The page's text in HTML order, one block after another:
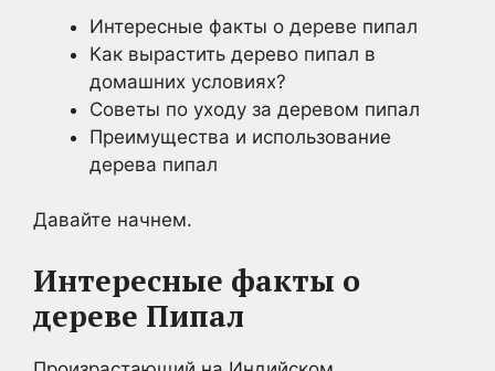
Интересные факты о дереве пипал
Как вырастить дерево пипал в
домашних условиях?
Советы по уходу за деревом пипал
Преимущества и использование
дерева пипал
Давайте начнем.
Интересные факты о
дереве Пипал